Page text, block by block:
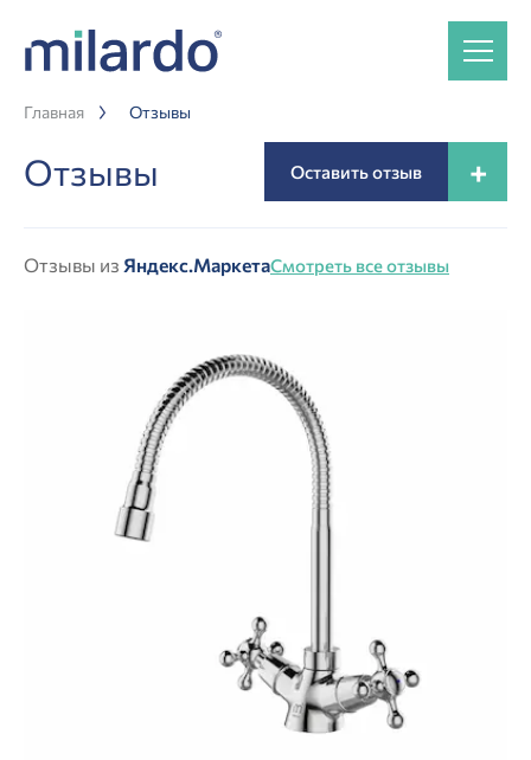
Главная Отзывы
Отзывы Оставить отзыв +
Отзывы из Яндекс.МаркетаСмотреть все отзывы